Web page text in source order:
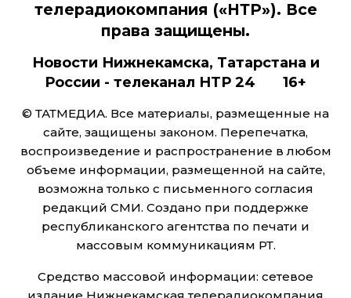
телерадиокомпания («НТР»). Все
права защищены.
Новости Нижнекамска, Татарстана и
России - телеканал НТР 24 16+
© ТАТМЕДИА. Все материалы, размещенные на
сайте, защищены законом. Перепечатка,
воспроизведение и распространение в любом
объеме информации, размещенной на сайте,
возможна только с письменного согласия
редакций СМИ. Создано при поддержке
республиканского агентства по печати и
массовым коммуникациям РТ.
Средство массовой информации: сетевое